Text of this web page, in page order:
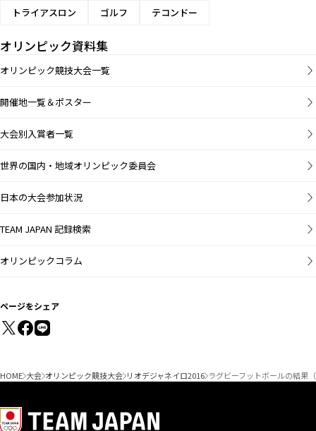
トライアスロン
ゴルフ テコンドー
オリンピック資料集
オリンピック競技大会一覧
開催地一覧＆ポスター
大会別入賞者一覧
世界の国内・地域オリンピック委員会
日本の大会参加状況
TEAM JAPAN 記録検索
オリンピックコラム
ページをシェア
HOME 大会 オリンピック競技大会 リオデジャネイロ2016 ラグビーフットボールの結果